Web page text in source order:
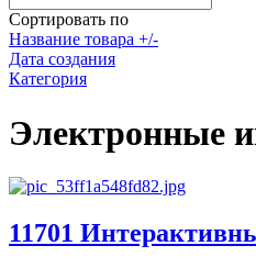
Сортировать по
Название товара +/-
Дата создания
Категория
Электронные
11701